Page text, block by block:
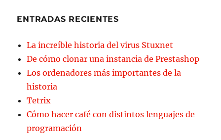
ENTRADAS RECIENTES
La increíble historia del virus Stuxnet
De cómo clonar una instancia de Prestashop
Los ordenadores más importantes de la
historia
Tetrix
Cómo hacer café con distintos lenguajes de
programación